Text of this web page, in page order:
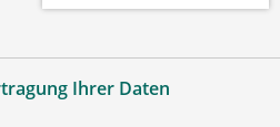
Ihrer Daten